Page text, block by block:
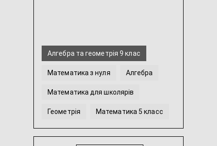
Алгебра та геометрія 9 клас
Математика з нуля Алгебра
Математика для школярів
Геометрія Математика 5 класс
...